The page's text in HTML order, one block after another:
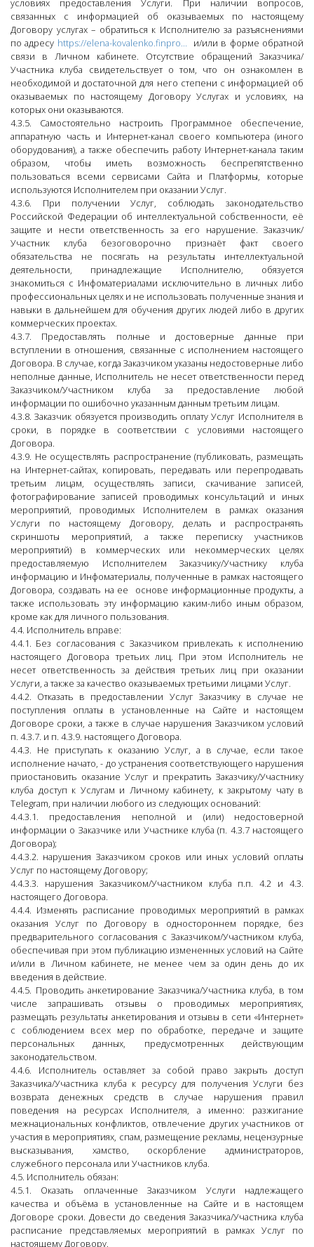
условиях предоставления Услуги. При наличии вопросов,
связанных с информацией об оказываемых по настоящему
Договору услугах – обратиться к Исполнителю за разъяснениями
по адресу https://elena-kovalenko.finpro... и/или в форме обратной
связи в Личном кабинете. Отсутствие обращений Заказчика/
Участника клуба свидетельствует о том, что он ознакомлен в
необходимой и достаточной для него степени с информацией об
оказываемых по настоящему Договору Услугах и условиях, на
которых они оказываются.
4.3.5. Самостоятельно настроить Программное обеспечение,
аппаратную часть и Интернет-канал своего компьютера (иного
оборудования), а также обеспечить работу Интернет-канала таким
образом, чтобы иметь возможность беспрепятственно
пользоваться всеми сервисами Сайта и Платформы, которые
используются Исполнителем при оказании Услуг.
4.3.6. При получении Услуг, соблюдать законодательство
Российской Федерации об интеллектуальной собственности, её
защите и нести ответственность за его нарушение. Заказчик/
Участник клуба безоговорочно признаёт факт своего
обязательства не посягать на результаты интеллектуальной
деятельности, принадлежащие Исполнителю, обязуется
знакомиться с Инфоматериалами исключительно в личных либо
профессиональных целях и не использовать полученные знания и
навыки в дальнейшем для обучения других людей либо в других
коммерческих проектах.
4.3.7. Предоставлять полные и достоверные данные при
вступлении в отношения, связанные с исполнением настоящего
Договора. В случае, когда Заказчиком указаны недостоверные либо
неполные данные, Исполнитель не несет ответственности перед
Заказчиком/Участником клуба за предоставление любой
информации по ошибочно указанным данным третьим лицам.
4.3.8. Заказчик обязуется производить оплату Услуг Исполнителя в
сроки, в порядке в соответствии с условиями настоящего
Договора.
4.3.9. Не осуществлять распространение (публиковать, размещать
на Интернет-сайтах, копировать, передавать или перепродавать
третьим лицам, осуществлять записи, скачивание записей,
фотографирование записей проводимых консультаций и иных
мероприятий, проводимых Исполнителем в рамках оказания
Услуги по настоящему Договору, делать и распространять
скриншоты мероприятий, а также переписку участников
мероприятий) в коммерческих или некоммерческих целях
предоставляемую Исполнителем Заказчику/Участнику клуба
информацию и Инфоматериалы, полученные в рамках настоящего
Договора, создавать на ее основе информационные продукты, а
также использовать эту информацию каким-либо иным образом,
кроме как для личного пользования.
4.4. Исполнитель вправе:
4.4.1. Без согласования с Заказчиком привлекать к исполнению
настоящего Договора третьих лиц. При этом Исполнитель не
несет ответственность за действия третьих лиц при оказании
Услуги, а также за качество оказываемых третьими лицами Услуг.
4.4.2. Отказать в предоставлении Услуг Заказчику в случае не
поступления оплаты в установленные на Сайте и настоящем
Договоре сроки, а также в случае нарушения Заказчиком условий
п. 4.3.7. и п. 4.3.9. настоящего Договора.
4.4.3. Не приступать к оказанию Услуг, а в случае, если такое
исполнение начато, - до устранения соответствующего нарушения
приостановить оказание Услуг и прекратить Заказчику/Участнику
клуба доступ к Услугам и Личному кабинету, к закрытому чату в
Telegram, при наличии любого из следующих оснований:
4.4.3.1. предоставления неполной и (или) недостоверной
информации о Заказчике или Участнике клуба (п. 4.3.7 настоящего
Договора);
4.4.3.2. нарушения Заказчиком сроков или иных условий оплаты
Услуг по настоящему Договору;
4.4.3.3. нарушения Заказчиком/Участником клуба п.п. 4.2 и 4.3.
настоящего Договора.
4.4.4. Изменять расписание проводимых мероприятий в рамках
оказания Услуг по Договору в одностороннем порядке, без
предварительного согласования с Заказчиком/Участником клуба,
обеспечивая при этом публикацию измененных условий на Сайте
и/или в Личном кабинете, не менее чем за один день до их
введения в действие.
4.4.5. Проводить анкетирование Заказчика/Участника клуба, в том
числе запрашивать отзывы о проводимых мероприятиях,
размещать результаты анкетирования и отзывы в сети «Интернет»
с соблюдением всех мер по обработке, передаче и защите
персональных данных, предусмотренных действующим
законодательством.
4.4.6. Исполнитель оставляет за собой право закрыть доступ
Заказчика/Участника клуба к ресурсу для получения Услуги без
возврата денежных средств в случае нарушения правил
поведения на ресурсах Исполнителя, а именно: разжигание
межнациональных конфликтов, отвлечение других участников от
участия в мероприятиях, спам, размещение рекламы, нецензурные
высказывания, хамство, оскорбление администраторов,
служебного персонала или Участников клуба.
4.5. Исполнитель обязан:
4.5.1. Оказать оплаченные Заказчиком Услуги надлежащего
качества и объёма в установленные на Сайте и в настоящем
Договоре сроки. Довести до сведения Заказчика/Участника клуба
расписание представляемых мероприятий в рамках Услуг по
настоящему Договору.